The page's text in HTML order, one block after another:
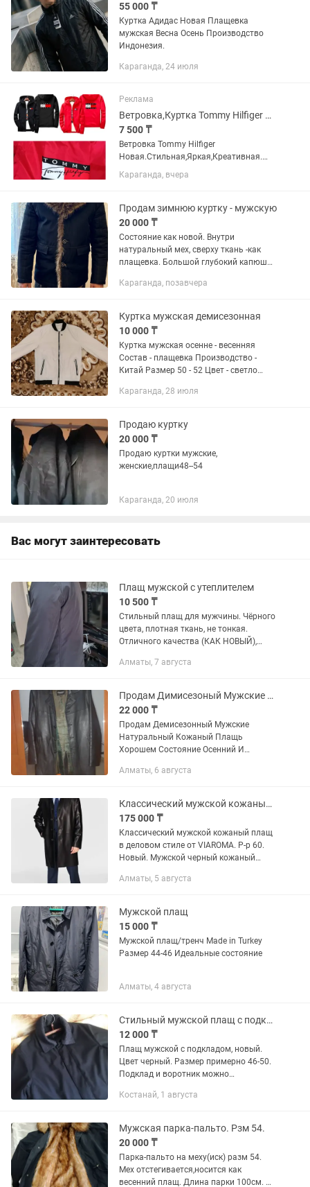
55 000 ₸
Куртка Адидас Новая Плащевка
мужская Весна Осень Производство
Индонезия.
Караганда, 24 июля
Реклама
Ветровка,Куртка Tommy Hilfiger Новые Стильные,ВодоСтойкая,, Креатив.
7 500 ₸
Ветровка Tommy Hilfiger
Новая.Стильная,Яркая,Креативная.
Материал типа Балонний-
плащевка,Водостойкая,Непромокаема
Спортивка. Новая в упаковке. Цена...
Караганда, вчера
Продам зимнюю куртку - мужскую
20 000 ₸
Состояние как новой. Внутри
натуральный мех, сверху ткань -как
плащевка. Большой глубокий капюшон
идеально. Не мерзнешь. Продаем так
Караганда, позавчера
Куртка мужская демисезонная
10 000 ₸
Куртка мужская осенне - весенняя
Состав - плащевка Производство -
Китай Размер 50 - 52 Цвет - светло
Караганда, 28 июля
Продаю куртку
20 000 ₸
Продаю куртки мужские,
женские,плащи48--54
Караганда, 20 июля
Вас могут заинтересовать
Плащ мужской с утеплителем
10 500 ₸
Стильный плащ для мужчины. Чёрного
цвета, плотная ткань, не тонкая.
Отличного качества (КАК НОВЫЙ),
состоянии! Материал плащевка, до
Алматы, 7 августа
Продам Димисезоный Мужские Натуральный Кожаный Плащь Хорошем Состоянии.
22 000 ₸
Продам Демисезонный Мужские
Натуральный Кожаный Плащь
Хорошем Состояние Осенний И
Алматы, 6 августа
Классический мужской кожаный плащ в деловом стиле от VIAROMA
175 000 ₸
Классический мужской кожаный плащ
в деловом стиле от VIAROMA. Р-р 60.
Новый. Мужской черный кожаный
мужских бизнес и casual стилей.
Алматы, 5 августа
Мужской плащ
15 000 ₸
Мужской плащ/тренч Made in Turkey
Размер 44-46 Идеальные состояние
Алматы, 4 августа
Стильный мужской плащ с подкладом новый
12 000 ₸
Плащ мужской с подкладом, новый.
Цвет черный. Размер примерно 46-50.
Подклад и воротник можно
примерно до колена. Привезен из
Костанай, 1 августа
Мужская парка-пальто. Рзм 54.
20 000 ₸
Парка-пальто на меху(иск) разм 54.
Мех отстегивается,носится как
весенний плащ. Длина парки 100см. На